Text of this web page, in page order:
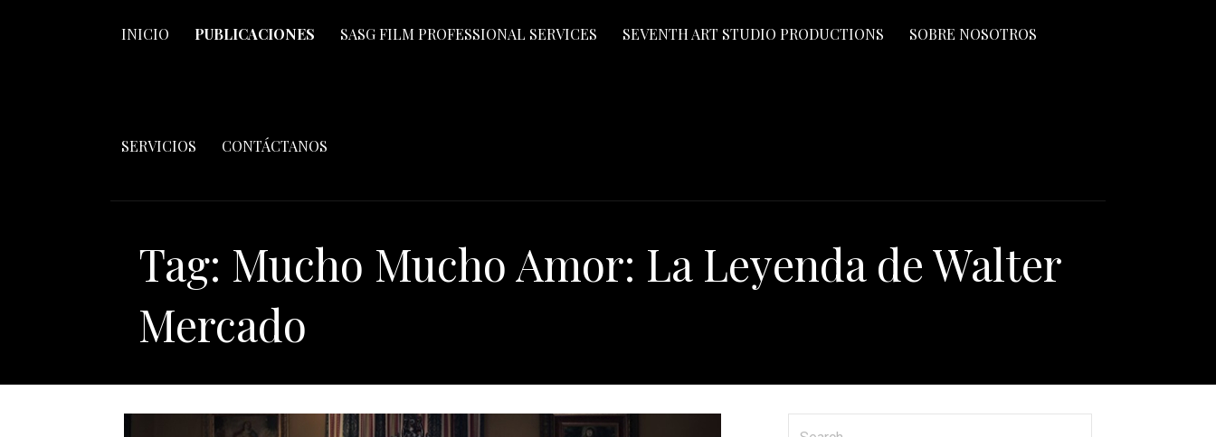
INICIO PUBLICACIONES SASG FILM PROFESSIONAL SERVICES SEVENTH ART STUDIO PRODUCTIONS SOBRE NOSOTROS
SERVICIOS CONTÁCTANOS
Tag: Mucho Mucho Amor: La Leyenda de Walter
Mercado